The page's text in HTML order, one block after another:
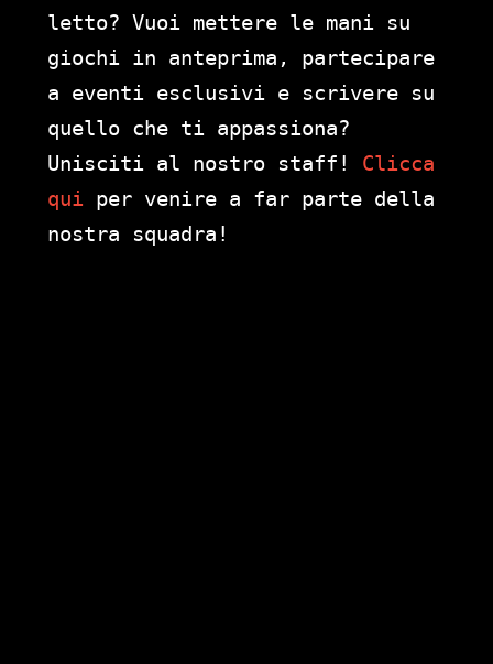
letto? Vuoi mettere le mani su
giochi in anteprima, partecipare
a eventi esclusivi e scrivere su
quello che ti appassiona?
Unisciti al nostro staff! Clicca
qui per venire a far parte della
nostra squadra!